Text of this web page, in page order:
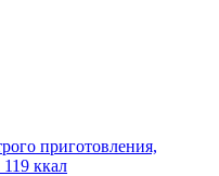
приготовления,
ккал